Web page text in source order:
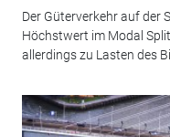
Der Güterverkehr auf der
Höchstwert im Modal
allerdings zu Lasten des